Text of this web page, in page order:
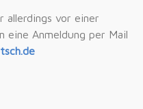
allerdings vor einer
eine Anmeldung per Mail